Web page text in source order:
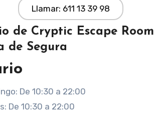
Llamar: 611 13 39 98
de Cryptic Escape Room
de Segura
De 10:30 a 22:00
De 10:30 a 22:00